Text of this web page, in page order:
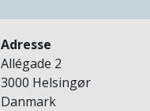
Adresse
Allégade 2
3000 Helsingør
Danmark